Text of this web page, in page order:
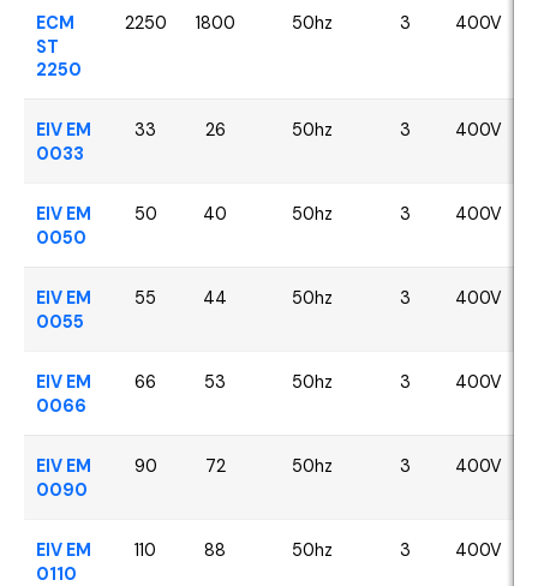
ECM
ST
2250
2250 1800 50hz 3 400V
EIV EM
0033
33 26 50hz 3 400V
EIV EM
0050
50 40 50hz 3 400V
EIV EM
0055
55 44 50hz 3 400V
EIV EM
0066
66 53 50hz 3 400V
EIV EM
0090
90 72 50hz 3 400V
EIV EM
0110
110 88 50hz 3 400V